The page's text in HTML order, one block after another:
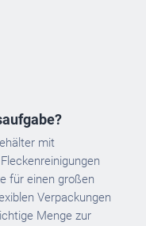
mit
für einen großen
Verpackungen
Menge zur